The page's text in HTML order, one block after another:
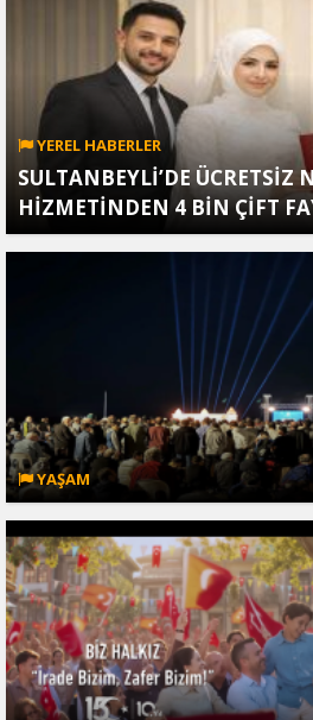
YEREL HABERLER
SULTANBEYLİ’DE ÜCRETSİZ
HİZMETİNDEN 4 BİN ÇİFT
YAŞAM